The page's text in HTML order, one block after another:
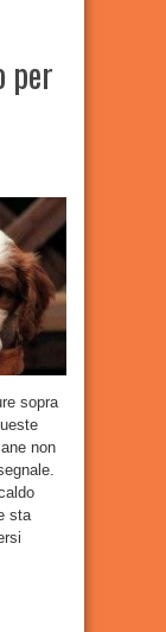
per
sopra
non
sta